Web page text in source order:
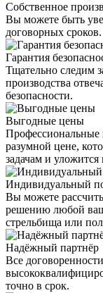
Собственное
Вы можете быть
договорных сроков.
Гарантия
Тщательно следим
производства
безопасности.
Выгодные цены
Профессиональные
разумной цене,
задачам и
Индивидуальный
Вы можете
решению любой
стрельбища или
Надёжный партнёр
Все
точно в срок.